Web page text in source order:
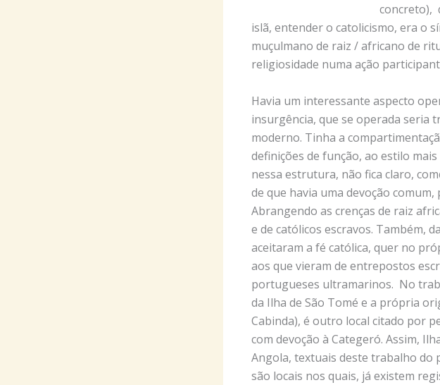
concreto),
islã, entender o catolicismo, era o
muçulmano de raiz / africano de
religiosidade numa ação
Havia um interessante aspecto
insurgência, que se operada seria
moderno. Tinha a
definições de função, ao estilo
nessa estrutura, não fica claro,
de que havia uma devoção comum,
Abrangendo as crenças de raiz
e de católicos escravos. Também,
aceitaram a fé católica, quer no
aos que vieram de entrepostos
portugueses ultramarinos. No
da Ilha de São Tomé e a própria
Cabinda), é outro local citado por
com devoção à Categeró. Assim,
Angola, textuais deste trabalho do
são locais nos quais, já existem